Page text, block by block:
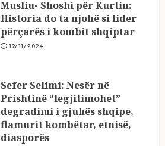
Musliu- Shoshi për Kurtin:
Historia do ta njohë si lider
përçarës i kombit shqiptar
19/11/2024
Sefer Selimi: Nesër në
Prishtinë “legjitimohet”
degradimi i gjuhës shqipe,
flamurit kombëtar, etnisë,
diasporës